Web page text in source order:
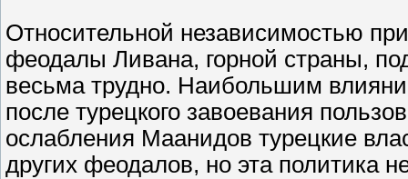
Относительной независимостью
феодалы Ливана, горной страны,
весьма трудно. Наибольшим
после турецкого завоевания
ослабления Маанидов турецкие
других феодалов, но эта политика